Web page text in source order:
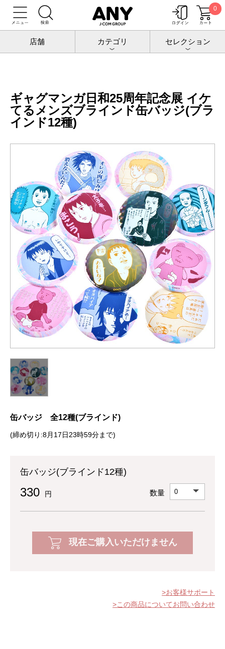
0
店舗 カテゴリ セレクション
トップ
増田こうすけ劇場 ギャグマンガ日和25周年記念展
グッズ
ギャグマンガ日和25周年記念展 イケてるメンズブラインド缶バッジ(ブライ
ンド12種)
ギャグマンガ日和25周年記念展 イケ
てるメンズブラインド缶バッジ(ブラ
インド12種)
缶バッジ 全12種(ブラインド)
(締め切り:8月17日23時59分まで)
缶バッジ(ブラインド12種)
330 円 数量
現在ご購入いただけません
お客様サポート
この商品についてお問い合わせ